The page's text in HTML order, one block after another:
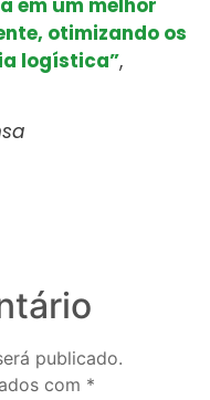
otimizando os
logística”,
publicado.
com *